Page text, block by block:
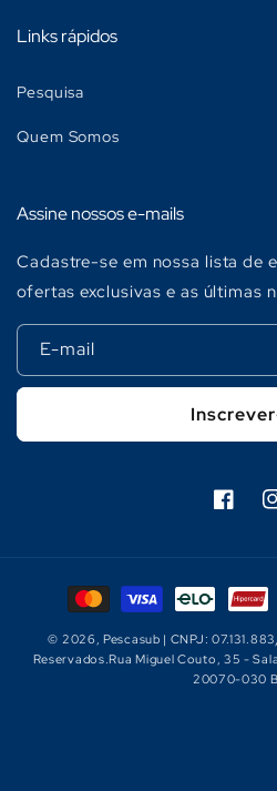
Links rápidos
Pesquisa
Quem Somos
Assine nossos e-mails
Cadastre-se em nossa lista de
ofertas exclusivas e as últimas
E-mail
Formas
de
pagamento
© 2026,Pescasub | CNPJ:
Reservados.Rua Miguel Couto, 35 -
20070-030